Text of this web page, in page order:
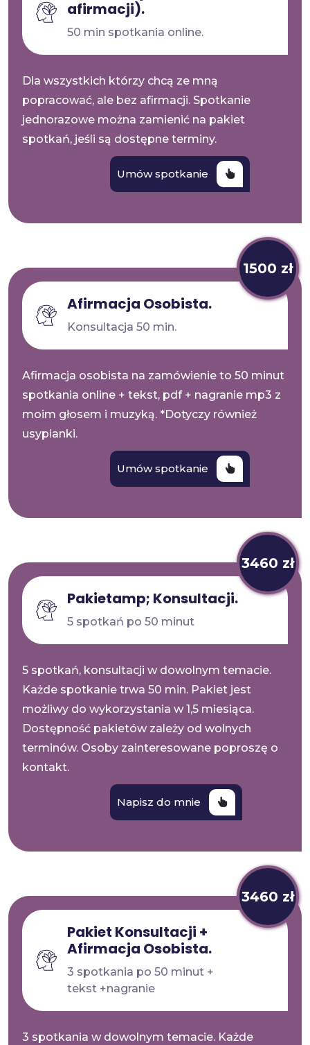
afirmacji).
50 min spotkania online.
Dla wszystkich którzy chcą ze mną
popracować, ale bez afirmacji. Spotkanie
jednorazowe można zamienić na pakiet
spotkań, jeśli są dostępne terminy.
Umów spotkanie
Afirmacja Osobista.
Konsultacja 50 min.
1500 zł
Afirmacja osobista na zamówienie to 50 minut
spotkania online + tekst, pdf + nagranie mp3 z
moim głosem i muzyką. *Dotyczy również
usypianki.
Umów spotkanie
Pakietamp; Konsultacji.
5 spotkań po 50 minut
3460 zł
5 spotkań, konsultacji w dowolnym temacie.
Każde spotkanie trwa 50 min. Pakiet jest
możliwy do wykorzystania w 1,5 miesiąca.
Dostępność pakietów zależy od wolnych
terminów. Osoby zainteresowane poproszę o
kontakt.
Napisz do mnie
Pakiet Konsultacji +
Afirmacja Osobista.
3 spotkania po 50 minut +
tekst +nagranie
3460 zł
3 spotkania w dowolnym temacie. Każde